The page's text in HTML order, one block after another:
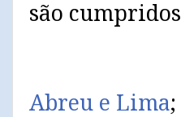
são
Abreu e Lima;